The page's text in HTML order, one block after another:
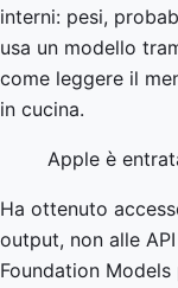
interni: pesi,
usa un modello
come leggere il
in cucina.
Apple è
Ha ottenuto
output, non alle
Foundation